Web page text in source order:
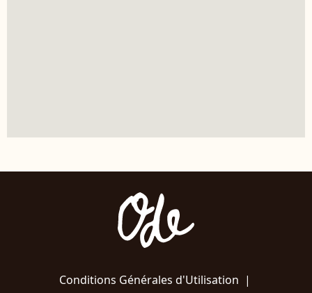
Conditions Générales d'Utilisation |